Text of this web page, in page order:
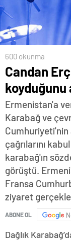
600 okunma
Candan
koyduğunu
Ermenistan'a
Karabağ ve
Cumhuriyeti'nin
çağrılarını
karabağ'ın
görüştü.
Fransa
ziyaret
ABONE OL
Dağlık